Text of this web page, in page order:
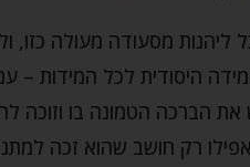
ליהנות מסעודה מעולה כזו,
היסודית לכל המידות –
את הברכה הטמונה בו
אפילו רק חושב שהוא זכה